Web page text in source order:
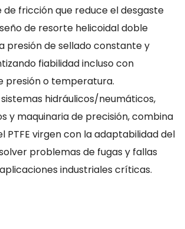
fricción que reduce el desgaste
de resorte helicoidal doble
presión de sellado constante y
fiabilidad incluso con
presión o temperatura.
hidráulicos/neumáticos,
y maquinaria de precisión, combina
PTFE virgen con la adaptabilidad del
problemas de fugas y fallas
industriales críticas.